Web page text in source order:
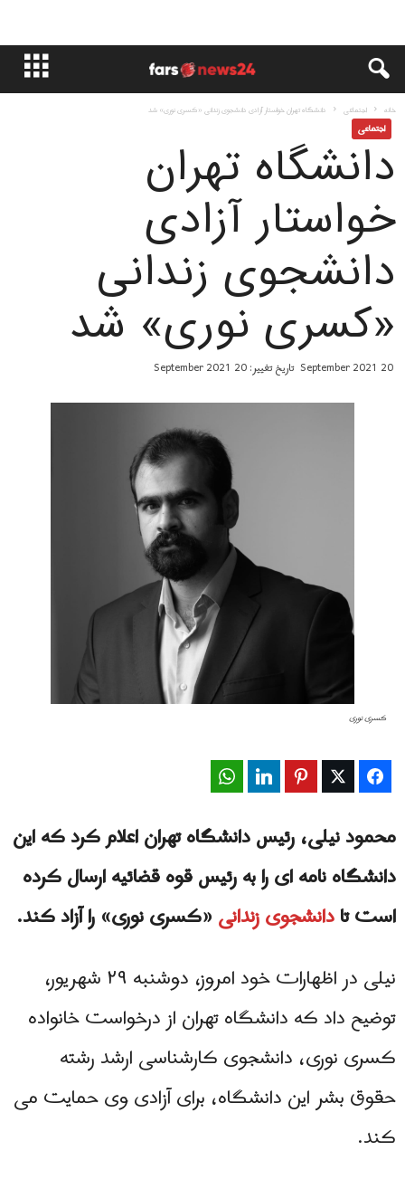
خانه اجتماعی دانشگاه تهران خواستار آزادی دانشجوی زندانی «کسری نوری» شد
اجتماعی
دانشگاه تهران
خواستار آزادی
دانشجوی زندانی
«کسری نوری» شد
20 September 2021 تاریخ تغییر: 20 September 2021
کسری نوری
Facebook
Twitter
Pinterest
LinkedIn
محمود نیلی، رئیس دانشگاه تهران اعلام کرد که این
دانشگاه نامه ای را به رئیس قوه قضائیه ارسال کرده
است تادانشجوی زندانی«کسری نوری» را آزاد کند.
نیلی در اظهارات خود امروز، دوشنبه ۲۹ شهریور،
توضیح داد که دانشگاه تهران از درخواست خانواده
کسری نوری، دانشجوی کارشناسی ارشد رشته
حقوق بشر این دانشگاه، برای آزادی وی حمایت می
کند.